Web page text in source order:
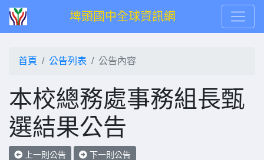
埤頭國中全球資訊網
首頁 公告列表 公告內容
本校總務處事務組長甄
選結果公告
上一則公告 下一則公告